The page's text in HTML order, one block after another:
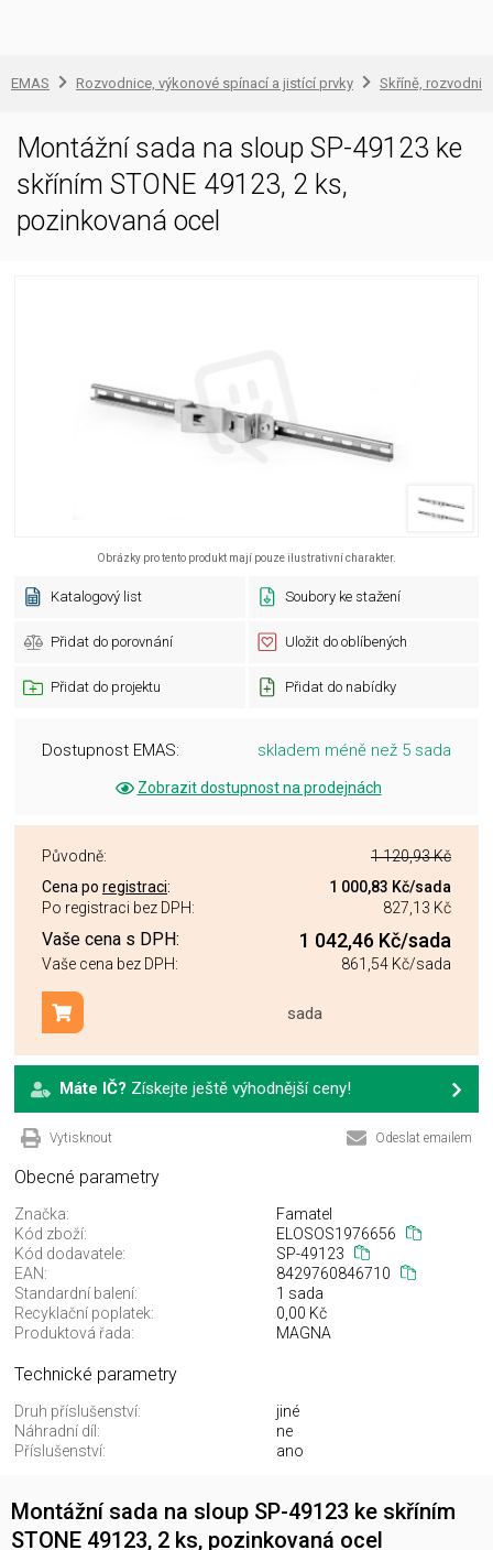
EMAS Rozvodnice, výkonové spínací a jistící prvky Skříně,
Montážní sada na sloup SP-49123 ke
skříním STONE 49123, 2 ks,
pozinkovaná ocel
Obrázky pro tento produkt mají pouze ilustrativní charakter.
Katalogový list Soubory ke stažení
Přidat do porovnání Uložit do oblíbených
Přidat do projektu Přidat do nabídky
Dostupnost EMAS: skladem méně než 5 sada
Zobrazit dostupnost na prodejnách
Původně:
1 120,93 Kč
Cena po registraci: 1 000,83 Kč/sada
Po registraci bez DPH:
827,13 Kč
Vaše cena s DPH: 1 042,46 Kč/sada
Vaše cena bez DPH: 861,54 Kč/sada
sada
Přidat do košíku
Máte IČ? Získejte ještě výhodnější ceny!
Vytisknout Odeslat emailem
Obecné parametry
Značka:
Famatel
Kód zboží:
ELOSOS1976656
Kód dodavatele:
SP-49123
EAN:
8429760846710
Standardní balení:
1 sada
Recyklační poplatek:
0,00 Kč
Produktová řada:
MAGNA
Technické parametry
Druh příslušenství:
jiné
Náhradní díl:
ne
Příslušenství:
ano
Montážní sada na sloup SP-49123 ke skříním
STONE 49123, 2 ks, pozinkovaná ocel